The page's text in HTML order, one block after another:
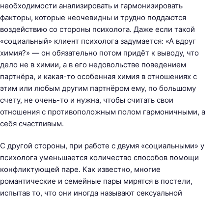
необходимости анализировать и гармонизировать
факторы, которые неочевидны и трудно поддаются
воздействию со стороны психолога. Даже если такой
«социальный» клиент психолога задумается: «А вдруг
химия?» — он обязательно потом придёт к выводу, что
дело не в химии, а в его недовольстве поведением
партнёра, и какая-то особенная химия в отношениях с
этим или любым другим партнёром ему, по большому
счету, не очень-то и нужна, чтобы считать свои
отношения с противоположным полом гармоничными, а
себя счастливым.
С другой стороны, при работе с двумя «социальными» у
психолога уменьшается количество способов помощи
конфликтующей паре. Как известно, многие
романтические и семейные пары мирятся в постели,
испытав то, что они иногда называют сексуальной